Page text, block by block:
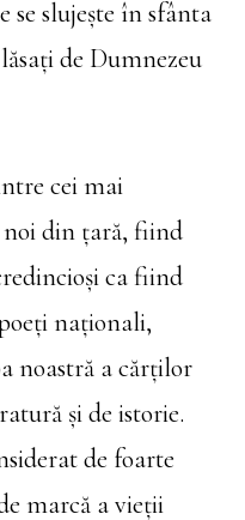
se slujeşte în sfânta
de Dumnezeu
cei mai
din ţară, fiind
ca fiind
naţionali,
noastră a cărţilor
şi de istorie.
de foarte
marcă a vieţii